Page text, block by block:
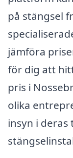
på stängsel
jämföra
för dig att
pris i
olika
insyn i